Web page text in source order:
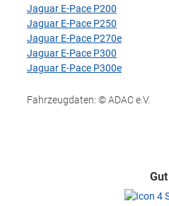
Jaguar E-Pace P200
Jaguar E-Pace P250
Jaguar E-Pace P270e
Jaguar E-Pace P300
Jaguar E-Pace P300e
Fahrzeugdaten: © ADAC e.V.
Gut